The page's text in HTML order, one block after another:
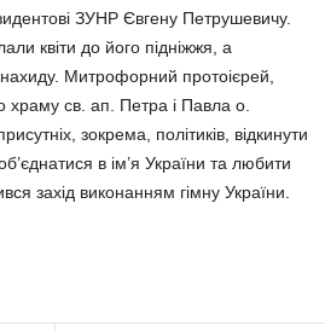
ЗУНР Євгену Петрушевичу.
квіти до його підніжжя, а
Митрофорний протоієрей,
храму св. ап. Петра і Павла о.
зокрема, політиків, відкинути
в ім’я України та любити
захід виконанням гімну України.